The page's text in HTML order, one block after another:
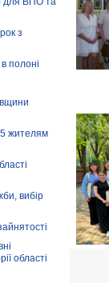
з
полоні
жителям
вибір
області